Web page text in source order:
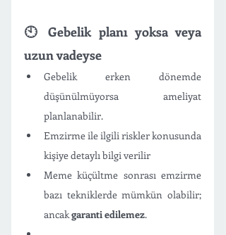
🕙 Gebelik planı yoksa veya
uzun vadeyse
Gebelik erken dönemde
düşünülmüyorsa ameliyat
planlanabilir.
Emzirme ile ilgili riskler konusunda
kişiye detaylı bilgi verilir
Meme küçültme sonrası emzirme
bazı tekniklerde mümkün olabilir;
ancak garanti edilemez.